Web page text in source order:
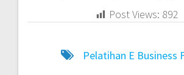
Post Views: 892
Pelatihan E Business